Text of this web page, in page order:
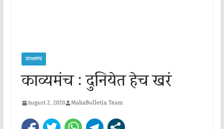
काव्यमंच
काव्यमंच : दुनियेत हेच खरं
August 2, 2020 MahaBulletin Team